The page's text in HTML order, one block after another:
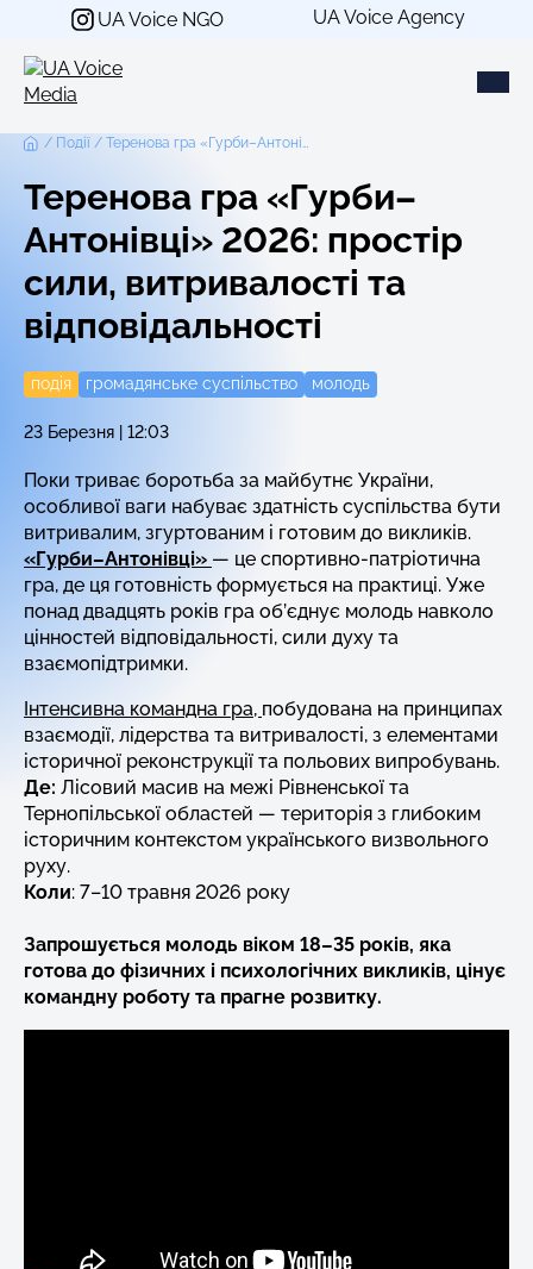
Перейти
вмісту
UA Voice NGO UA Voice Agency
Події Теренова гра «Гурби–Антонівці» 2026: простір сили, витривалості та відповідальності
Теренова гра «Гурби–
Антонівці» 2026: простір
сили, витривалості та
відповідальності
подія громадянське суспільство молодь
23 Березня | 12:03
Поки триває боротьба за майбутнє України,
особливої ваги набуває здатність суспільства бути
витривалим, згуртованим і готовим до викликів.
«Гурби–Антонівці» — це спортивно-патріотична
гра, де ця готовність формується на практиці. Уже
понад двадцять років гра об’єднує молодь навколо
цінностей відповідальності, сили духу та
взаємопідтримки.
Інтенсивна командна гра, побудована на принципах
взаємодії, лідерства та витривалості, з елементами
історичної реконструкції та польових випробувань.
Де: Лісовий масив на межі Рівненської та
Тернопільської областей — територія з глибоким
історичним контекстом українського визвольного
руху.
Коли: 7–10 травня 2026 року
Запрошується молодь віком 18–35 років, яка
готова до фізичних і психологічних викликів, цінує
командну роботу та прагне розвитку.